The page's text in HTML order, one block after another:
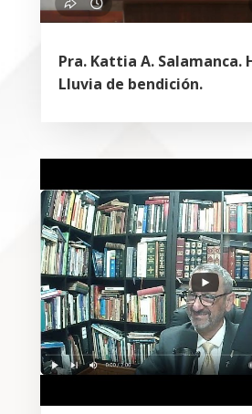
Pra. Kattia A. Salamanca.
Lluvia de bendición.